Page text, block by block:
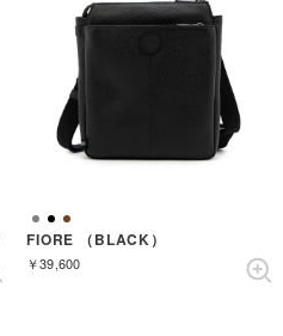
FIORE （BLACK）
￥39,600